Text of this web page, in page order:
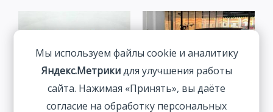
Мы используем файлы cookie и аналитику
Яндекс.Метрикидля улучшения работы
сайта. Нажимая «Принять», вы даёте
согласие на обработку персональных